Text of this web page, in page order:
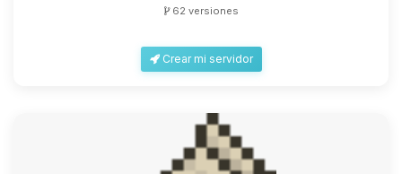
62 versiones
Crear mi servidor